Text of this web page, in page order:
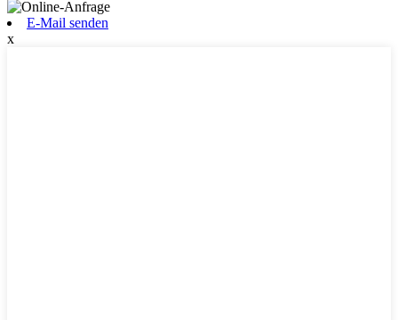
E-Mail senden
x